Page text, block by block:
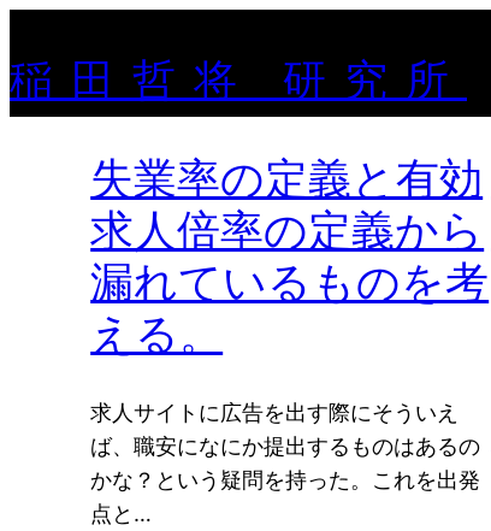
稲田哲将 研究所
失業率の定義と有効
求人倍率の定義から
漏れているものを考
える。
求人サイトに広告を出す際にそういえ
ば、職安になにか提出するものはあるの
かな？という疑問を持った。これを出発
点と…